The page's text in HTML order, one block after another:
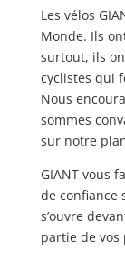
Les vélos
Monde. Ils
surtout, ils
cyclistes qui
Nous
sommes
sur notre
GIANT vous
de confiance
s’ouvre
partie de vos